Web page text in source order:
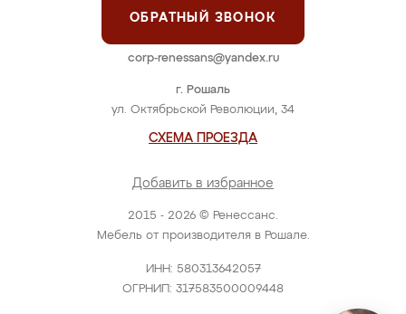
2015 - 2026 © Ренессанс.
Мебель от производителя в Рошале.
ИНН: 580313642057
ОГРНИП: 317583500009448
г. Рошаль
ул. Октябрьской Революции, 34
СХЕМА ПРОЕЗДА
Добавить в избранное
ОБРАТНЫЙ ЗВОНОК
corp-renessans@yandex.ru